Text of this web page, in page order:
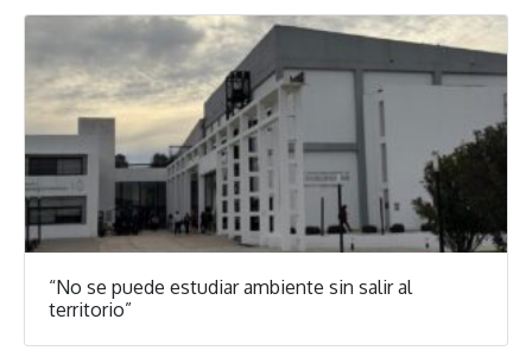
“No se puede estudiar ambiente sin salir al
territorio”